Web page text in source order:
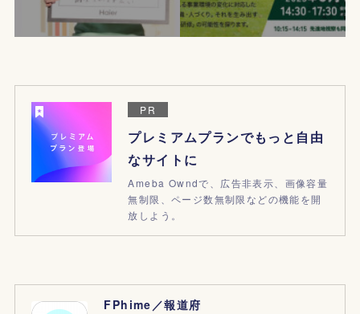
PR
プレミアムプランでもっと自由
なサイトに
Ameba Owndで、広告非表示、画像容量
無制限、ページ数無制限などの機能を開
放しよう。
FPhime／報道府